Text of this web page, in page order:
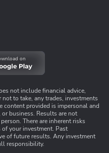
on
not include financial advice,
to take, any trades, investments
content provided is impersonal and
business. Results are not
There are inherent risks
your investment. Past
of future results. Any investment
responsibility.